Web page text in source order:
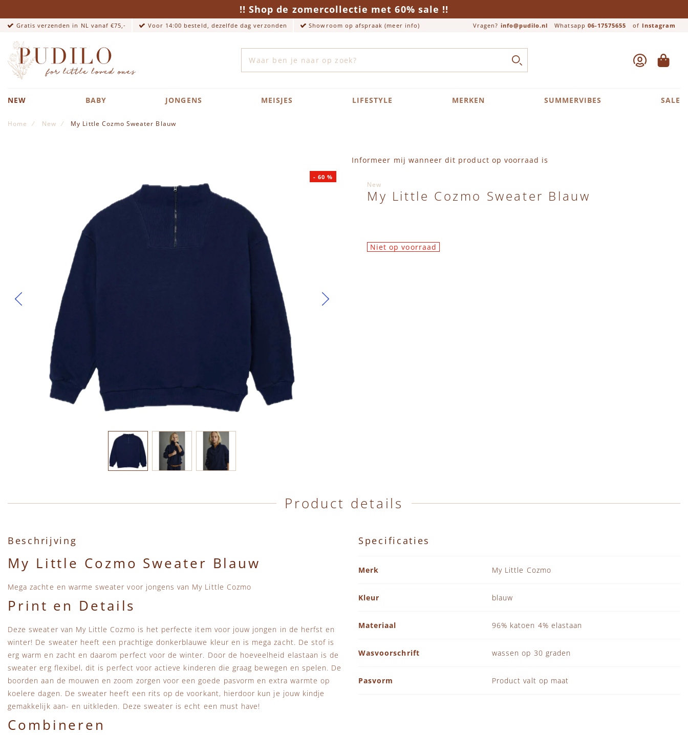
!! Shop de zomercollectie met 60% sale !!
Gratis verzenden in NL vanaf €75,- Voor 14:00 besteld, dezelfde dag verzonden Showroom op afspraak (meer info) Vragen? info@pudilo.nl Whatsapp 06-17575655 of Instagram
Close search
ZOEK ACCOUNT
NEW BABY JONGENS MEISJES LIFESTYLE MERKEN SUMMERVIBES SALE
Home New My Little Cozmo Sweater Blauw
- 60 %
Informeer mij wanneer dit product op voorraad is
New
My Little Cozmo Sweater Blauw
Niet op voorraad
Product details
Beschrijving
My Little Cozmo Sweater Blauw
Mega zachte en warme sweater voor jongens van My Little Cozmo
Print en Details
Deze sweater van My Little Cozmo is het perfecte item voor jouw jongen in de herfst en
winter! De sweater heeft een prachtige donkerblauwe kleur en is mega zacht. De stof is
erg warm en zacht en daarom perfect voor de winter. Door de hoeveelheid elastaan is de
sweater erg flexibel, dit is perfect voor actieve kinderen die graag bewegen en spelen. De
boorden aan de mouwen en zoom zorgen voor een goede pasvorm en extra warmte op
koelere dagen. De sweater heeft een rits op de voorkant, hierdoor kun je jouw kindje
gemakkelijk aan- en uitkleden. Deze sweater is echt een must have!
Combineren
Specificaties
Merk
My Little Cozmo
Kleur blauw
Materiaal 96% katoen 4% elastaan
Wasvoorschrift wassen op 30 graden
Pasvorm Product valt op maat